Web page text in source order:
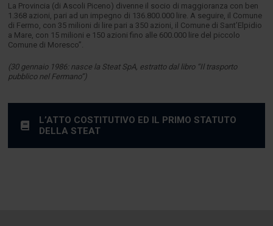
La Provincia (di Ascoli Piceno) divenne il socio di maggioranza con ben
1.368 azioni, pari ad un impegno di 136.800.000 lire. A seguire, il Comune
di Fermo, con 35 milioni di lire pari a 350 azioni, il Comune di Sant’Elpidio
a Mare, con 15 milioni e 150 azioni fino alle 600.000 lire del piccolo
Comune di Moresco”.
(30 gennaio 1986: nasce la Steat SpA, estratto dal libro “Il trasporto
pubblico nel Fermano”)
L’ATTO COSTITUTIVO ED IL PRIMO STATUTO
DELLA STEAT